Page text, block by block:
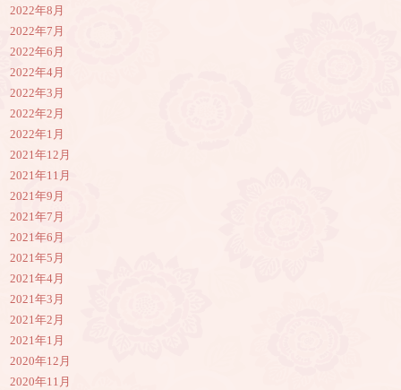
2022年8月
2022年7月
2022年6月
2022年4月
2022年3月
2022年2月
2022年1月
2021年12月
2021年11月
2021年9月
2021年7月
2021年6月
2021年5月
2021年4月
2021年3月
2021年2月
2021年1月
2020年12月
2020年11月